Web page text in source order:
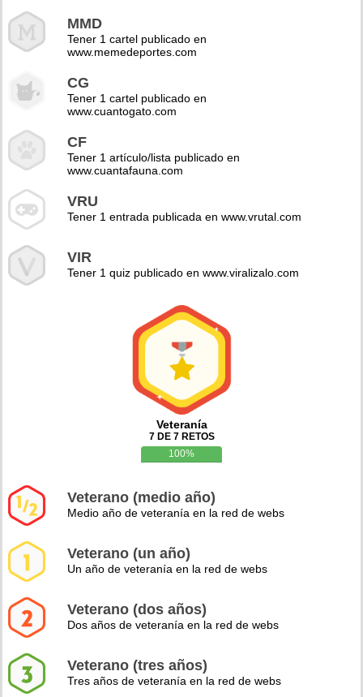
MMD
Tener 1 cartel publicado en
www.memedeportes.com
CG
Tener 1 cartel publicado en
www.cuantogato.com
CF
Tener 1 artículo/lista publicado en
www.cuantafauna.com
VRU
Tener 1 entrada publicada en www.vrutal.com
VIR
Tener 1 quiz publicado en www.viralizalo.com
Veteranía
7 DE 7 RETOS
100%
Veterano (medio año)
Medio año de veteranía en la red de webs
Veterano (un año)
Un año de veteranía en la red de webs
Veterano (dos años)
Dos años de veteranía en la red de webs
Veterano (tres años)
Tres años de veteranía en la red de webs